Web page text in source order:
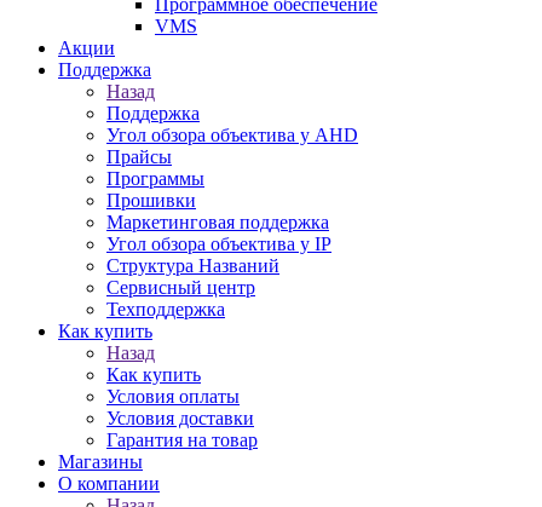
Программное обеспечение
VMS
Акции
Поддержка
Назад
Поддержка
Угол обзора объектива у AHD
Прайсы
Программы
Прошивки
Маркетинговая поддержка
Угол обзора объектива у IP
Структура Названий
Сервисный центр
Техподдержка
Как купить
Назад
Как купить
Условия оплаты
Условия доставки
Гарантия на товар
Магазины
О компании